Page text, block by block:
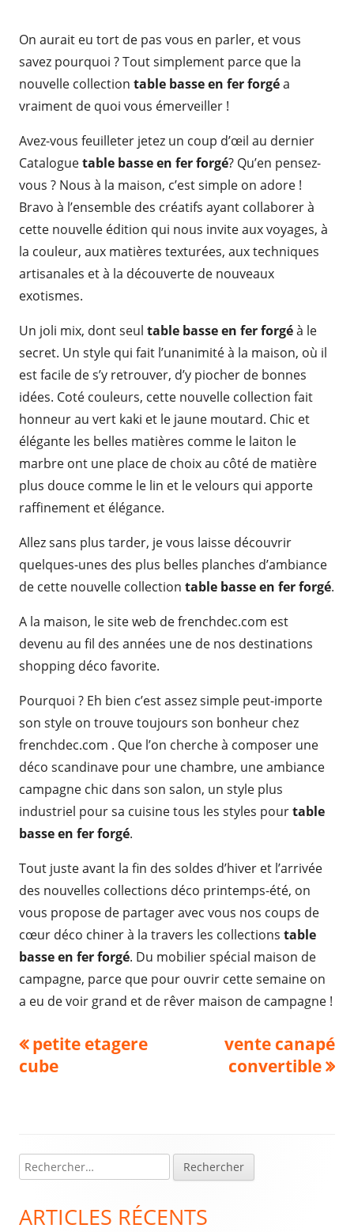
On aurait eu tort de pas vous en parler, et vous
savez pourquoi ? Tout simplement parce que la
nouvelle collection table basse en fer forgéa
vraiment de quoi vous émerveiller !
Avez-vous feuilleter jetez un coup d’œil au dernier
Cataloguetable basse en fer forgé? Qu’en pensez-
vous ? Nous à la maison, c’est simple on adore !
Bravo à l’ensemble des créatifs ayant collaborer à
cette nouvelle édition qui nous invite aux voyages, à
la couleur, aux matières texturées, aux techniques
artisanales et à la découverte de nouveaux
exotismes.
Un joli mix, dont seul table basse en fer forgéà le
secret. Un style qui fait l’unanimité à la maison, où il
est facile de s’y retrouver, d’y piocher de bonnes
idées. Coté couleurs, cette nouvelle collection fait
honneur au vert kaki et le jaune moutard. Chic et
élégante les belles matières comme le laiton le
marbre ont une place de choix au côté de matière
plus douce comme le lin et le velours qui apporte
raffinement et élégance.
Allez sans plus tarder, je vous laisse découvrir
quelques-unes des plus belles planches d’ambiance
de cette nouvelle collection table basse en fer forgé.
A la maison, le site web de frenchdec.com est
devenu au fil des années une de nos destinations
shopping déco favorite.
Pourquoi ? Eh bien c’est assez simple peut-importe
son style on trouve toujours son bonheur chez
frenchdec.com . Que l’on cherche à composer une
déco scandinave pour une chambre, une ambiance
campagne chic dans son salon, un style plus
industriel pour sa cuisine tous les styles pourtable
basse en fer forgé.
Tout juste avant la fin des soldes d’hiver et l’arrivée
des nouvelles collections déco printemps-été, on
vous propose de partager avec vous nos coups de
cœur déco chiner à la travers les collections table
basse en fer forgé. Du mobilier spécial maison de
campagne, parce que pour ouvrir cette semaine on
a eu de voir grand et de rêver maison de campagne !
Navigation
de
Previous
article:
petite etagere
cube
Next
article:
vente canapé
convertible
Colonne
latérale
e
h
ARTICLES RÉCENTS